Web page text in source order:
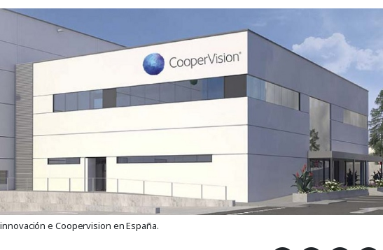
e Coopervision en España.